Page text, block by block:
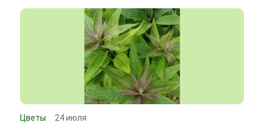
Цветы 24 июля